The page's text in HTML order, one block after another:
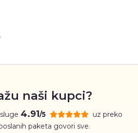
naši kupci?
4.91/5
uz preko
paketa govori sve.